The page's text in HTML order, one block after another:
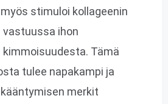
stimuloi kollageenin
vastuussa ihon
Tämä
tulee napakampi ja
merkit